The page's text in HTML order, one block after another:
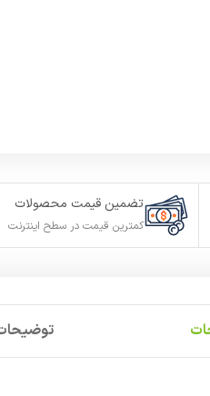
تضمین قیمت محصولات
کمترین قیمت در سطح اینترنت